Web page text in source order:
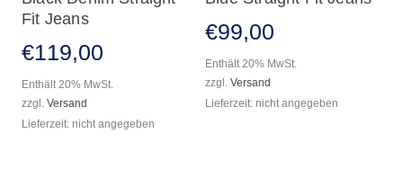
Fit Jeans
€119,00
Enthält 20% MwSt.
zzgl.Versand
Lieferzeit: nicht angegeben
€99,00
Enthält 20% MwSt.
zzgl.Versand
Lieferzeit: nicht angegeben